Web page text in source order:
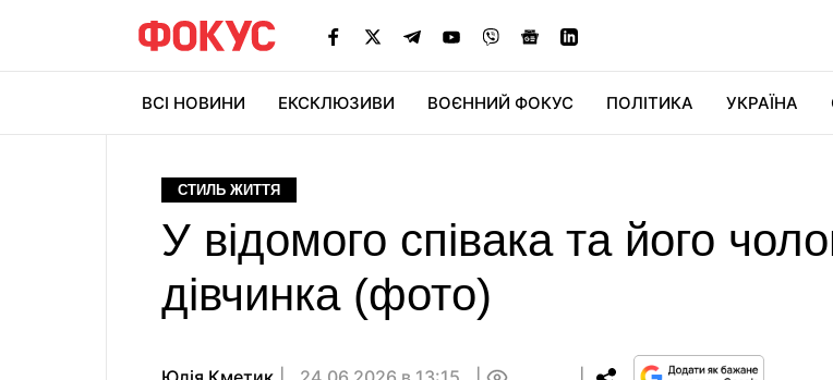
ВСІ НОВИНИ ЕКСКЛЮЗИВИ ВОЄННИЙ ФОКУС ПОЛІТИКА УКРАЇНА
СТИЛЬ ЖИТТЯ
У відомого співака та його
дівчинка (фото)